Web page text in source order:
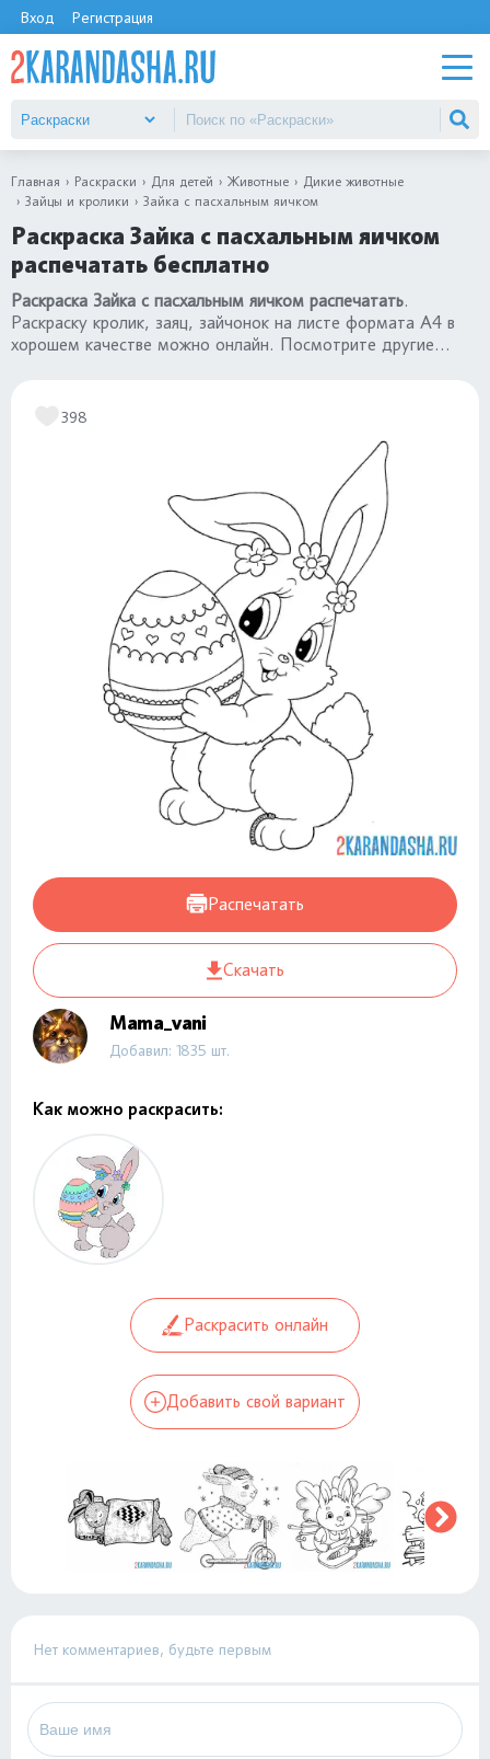
Вход Регистрация
Главная Раскраски Для детей Животные
Дикие животные
Зайцы и кролики
Зайка с пасхальным яичком
Раскраска Зайка с пасхальным яичком
распечатать бесплатно
Раскраска Зайка с пасхальным яичком распечатать.
Раскраску кролик, заяц, зайчонок на листе формата А4 в
хорошем качестве можно онлайн. Посмотрите другие
398
Распечатать
Скачать
Mama_vani
Добавил: 1835 шт.
Как можно раскрасить:
Раскрасить онлайн
Добавить свой вариант
Нет комментариев, будьте первым